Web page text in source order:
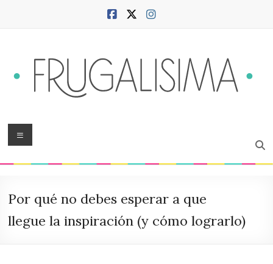
Frugalísima
ciudad,
productividad,
Menú
Por qué no debes esperar a que
llegue la inspiración (y cómo lograrlo)